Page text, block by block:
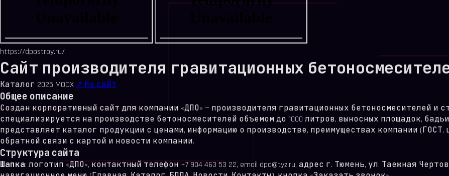
https://dpostroy.ru/
Сайт производителя гравитационных
Каталог 2025 MODX ↗ На сайт
Общее описание
Создан корпоративный сайт для компании «ДПО» — производителя гравитационных бетоносмесителей и
специализируется на производстве бетоносмесителей объемом до 1000 литров, выносных площадок,
представляет каталог продукции с ценами, информацию о производстве, преимуществах компании
обратной связи с картой и новости компании.
Структура сайта
Шапка: логотип «ДПО», контактный телефон +7 904 463 53 22, email dpo@tyz.ru, адрес г. Тюмень, ул. Таежная